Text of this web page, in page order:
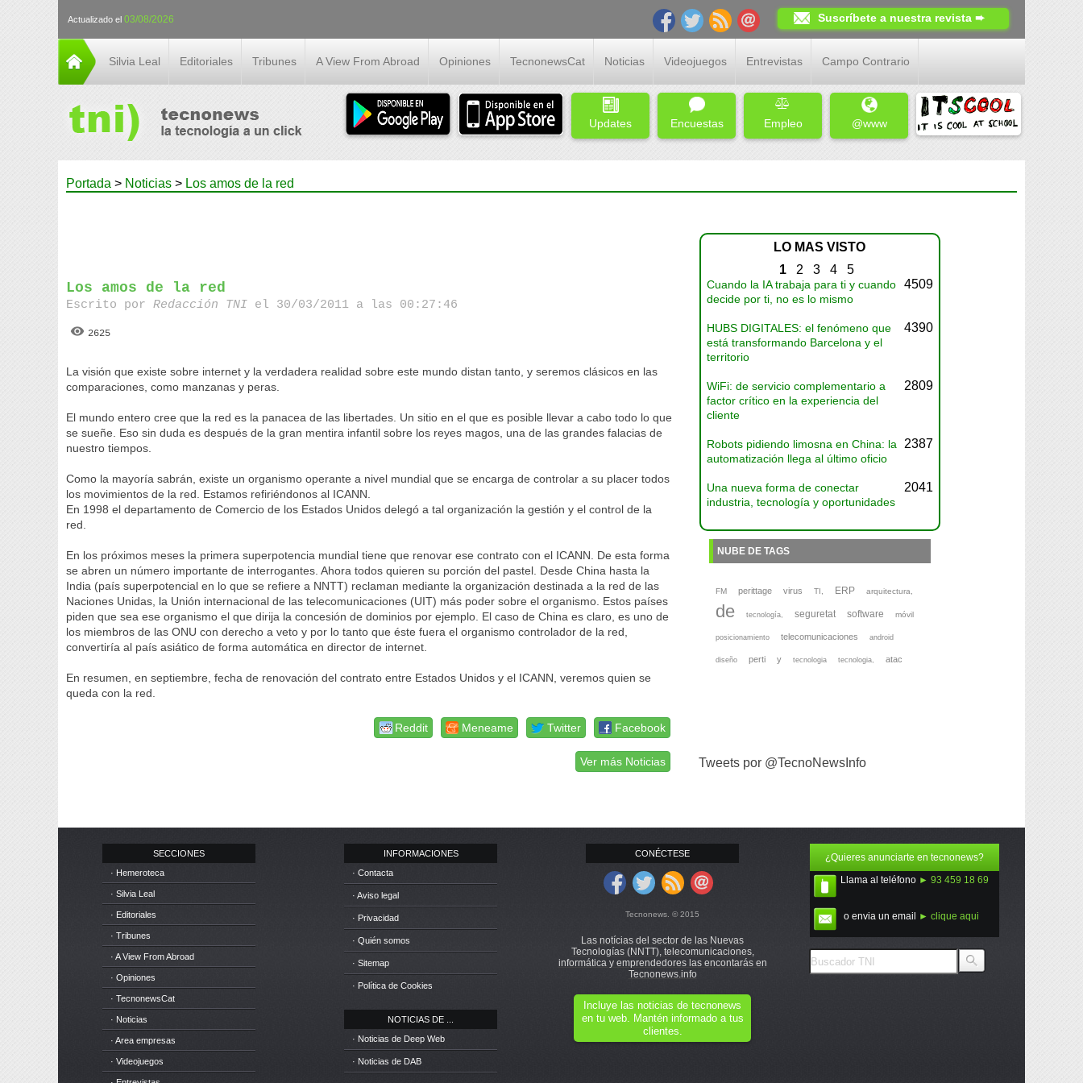
Actualizado el 03/08/2026 Suscríbete a nuestra revista ➨
Silvia Leal Editoriales Tribunes A View From Abroad Opiniones TecnonewsCat Noticias Videojuegos Entrevistas Campo Contrario
Updates Encuestas Empleo @www
Portada > Noticias > Los amos de la red
Los amos de la red
Escrito porRedacción TNI el 30/03/2011 a las 00:27:46
2625
La visión que existe sobre internet y la verdadera realidad sobre este mundo distan tanto, y seremos clásicos en las
comparaciones, como manzanas y peras.
El mundo entero cree que la red es la panacea de las libertades. Un sitio en el que es posible llevar a cabo todo lo que
se sueñe. Eso sin duda es después de la gran mentira infantil sobre los reyes magos, una de las grandes falacias de
nuestro tiempos.
Como la mayoría sabrán, existe un organismo operante a nivel mundial que se encarga de controlar a su placer todos
los movimientos de la red. Estamos refiriéndonos al ICANN.
En 1998 el departamento de Comercio de los Estados Unidos delegó a tal organización la gestión y el control de la
red.
En los próximos meses la primera superpotencia mundial tiene que renovar ese contrato con el ICANN. De esta forma
se abren un número importante de interrogantes. Ahora todos quieren su porción del pastel. Desde China hasta la
India (país superpotencial en lo que se refiere a NNTT) reclaman mediante la organización destinada a la red de las
Naciones Unidas, la Unión internacional de las telecomunicaciones (UIT) más poder sobre el organismo. Estos países
piden que sea ese organismo el que dirija la concesión de dominios por ejemplo. El caso de China es claro, es uno de
los miembros de las ONU con derecho a veto y por lo tanto que éste fuera el organismo controlador de la red,
convertiría al país asiático de forma automática en director de internet.
En resumen, en septiembre, fecha de renovación del contrato entre Estados Unidos y el ICANN, veremos quien se
queda con la red.
Facebook
Twitter
Meneame
Reddit
Ver más Noticias
LO MAS VISTO
1 2 3 4 5
Cuando la IA trabaja para ti y cuando
decide por ti, no es lo mismo
4509
HUBS DIGITALES: el fenómeno que
está transformando Barcelona y el
territorio
4390
WiFi: de servicio complementario a
factor crítico en la experiencia del
cliente
2809
Robots pidiendo limosna en China: la
automatización llega al último oficio
2387
Una nueva forma de conectar
industria, tecnología y oportunidades
2041
NUBE DE TAGS
FM perittage virus TI, ERP arquitectura,
de tecnología, seguretat software móvil
posicionamiento telecomunicaciones android
diseño perti y tecnologia tecnologia, atac
Tweets por @TecnoNewsInfo
SECCIONES
· Hemeroteca
· Silvia Leal
· Editoriales
· Tribunes
· A View From Abroad
· Opiniones
· TecnonewsCat
· Noticias
· Area empresas
· Videojuegos
INFORMACIONES
· Contacta
· Aviso legal
· Privacidad
· Quién somos
· Sitemap
· Política de Cookies
NOTICIAS DE ...
· Noticias de Deep Web
· Noticias de DAB
CONÉCTESE
Tecnonews. © 2015
Las notícias del sector de las Nuevas
Tecnologías (NNTT), telecomunicaciones,
informática y emprendedores las encontarás en
Tecnonews.info
Incluye las noticias de tecnonews
en tu web. Mantén informado a tus
clientes.
¿Quieres anunciarte en tecnonews?
Llama al teléfono ► 93 459 18 69
o envia un email ► clique aqui